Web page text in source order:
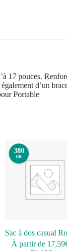
17 pouces.
d’un
Portable
380
GR
À partir de 17,59